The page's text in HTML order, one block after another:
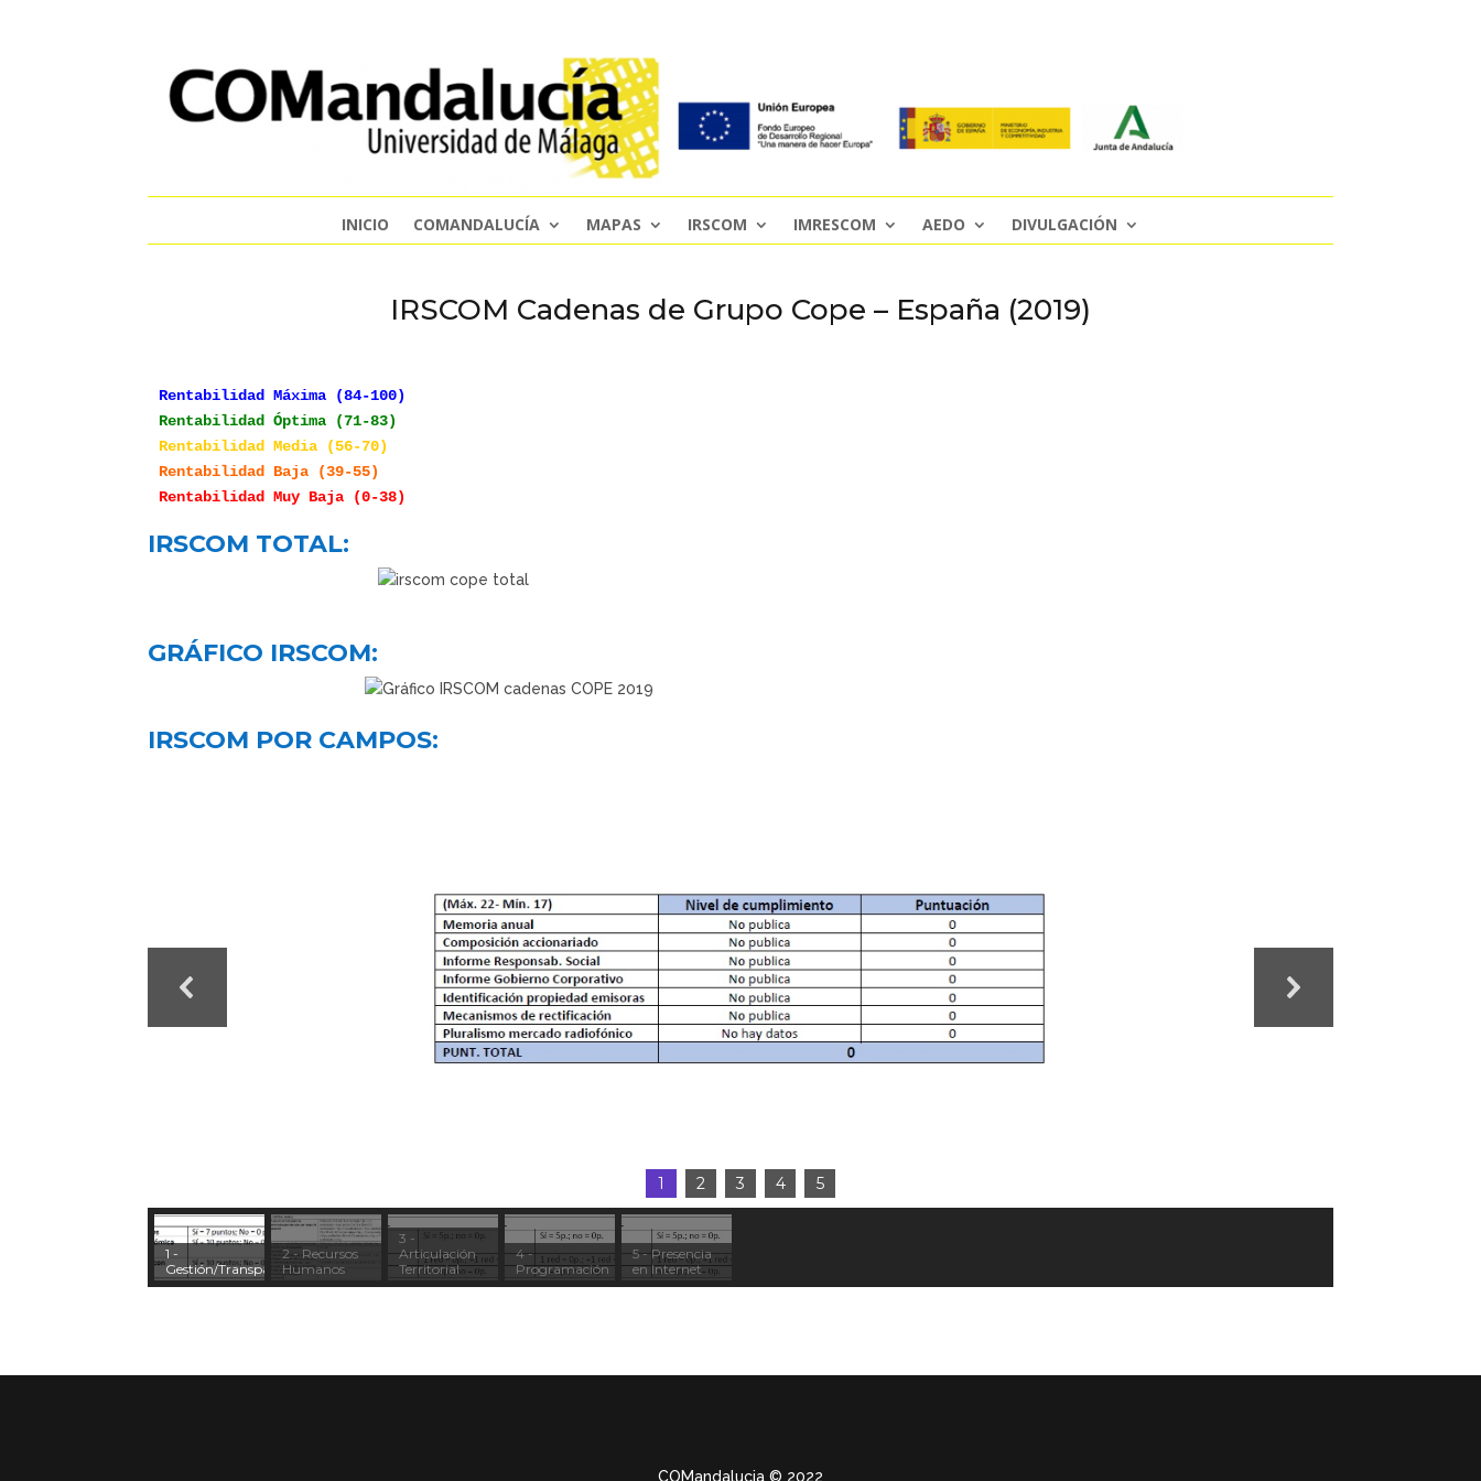
INICIO COMANDALUCÍA MAPAS IRSCOM IMRESCOM AEDO DIVULGACIÓN
IRSCOM Cadenas de Grupo Cope – España (2019)
Rentabilidad Máxima (84-100)
Rentabilidad Óptima (71-83)
Rentabilidad Media (56-70)
IRSCOM TOTAL:
GRÁFICO IRSCOM:
IRSCOM POR CAMPOS:
1 2 3 4 5
1 -
Gestión/Transparencia
2 - Recursos
Humanos
3 -
Articulación
Territorial
4 -
Programación
5 - Presencia
en Internet
COMandalucia © 2022